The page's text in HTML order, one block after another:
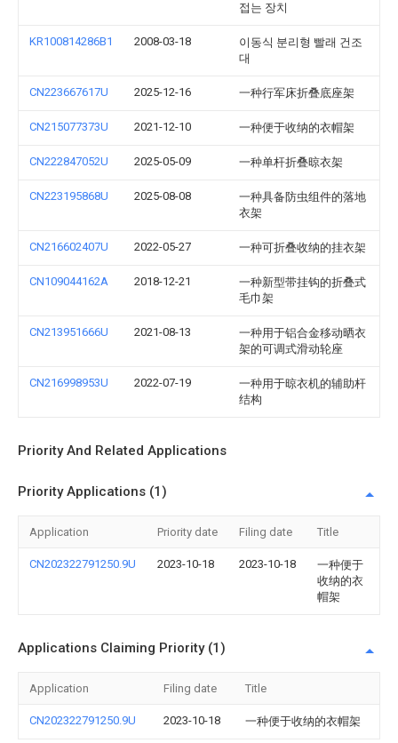
접는 장치
KR100814286B1 2008-03-18
이동식 분리형 빨래 건조
대
CN223667617U 2025-12-16 一种行军床折叠底座架
CN215077373U 2021-12-10 一种便于收纳的衣帽架
CN222847052U 2025-05-09 一种单杆折叠晾衣架
CN223195868U 2025-08-08
一种具备防虫组件的落地
衣架
CN216602407U 2022-05-27 一种可折叠收纳的挂衣架
CN109044162A 2018-12-21
一种新型带挂钩的折叠式
毛巾架
CN213951666U 2021-08-13
一种用于铝合金移动晒衣
架的可调式滑动轮座
CN216998953U 2022-07-19
一种用于晾衣机的辅助杆
结构
Priority And Related Applications
Priority Applications (1)
Application Priority date Filing date Title
CN202322791250.9U 2023-10-18 2023-10-18
一种便于
收纳的衣
帽架
Applications Claiming Priority (1)
Application Filing date Title
CN202322791250.9U 2023-10-18 一种便于收纳的衣帽架